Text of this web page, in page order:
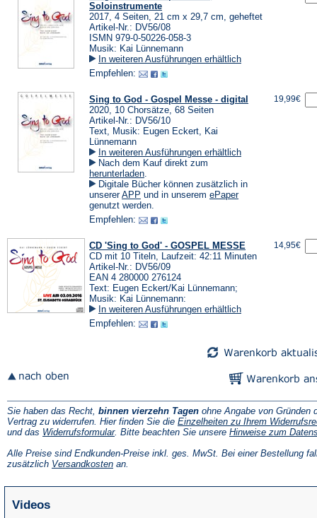
Soloinstrumente
2017, 4 Seiten, 21 cm x 29,7 cm, geheftet
Artikel-Nr.: DV56/08
ISMN 979-0-50226-058-3
Musik: Kai Lünnemann
In weiteren Ausführungen erhältlich
Empfehlen:
Sing to God - Gospel Messe - digital
2020, 10 Chorsätze, 68 Seiten
Artikel-Nr.: DV56/10
Text, Musik: Eugen Eckert, Kai
Lünnemann
In weiteren Ausführungen erhältlich
Nach dem Kauf direkt zum
herunterladen(Öffnet
in
einem
neuen
.
Digitale Bücher können zusätzlich in
unsererAPP (Öffnet
in
neuen
und in unserem ePaper(Öffnet
genutzt werden.
Empfehlen:
19,99€
CD 'Sing to God' - GOSPEL MESSE
CD mit 10 Titeln, Laufzeit: 42:11 Minuten
Artikel-Nr.: DV56/09
EAN 4 280000 276124
Text: Eugen Eckert/Kai Lünnemann;
Musik: Kai Lünnemann:
In weiteren Ausführungen erhältlich
Empfehlen:
14,95€
Sie haben das Recht, binnen vierzehn Tagen ohne Angabe von Gründen
Vertrag zu widerrufen. Hier finden Sie die Einzelheiten zu Ihrem
und das Widerrufsformular(Öffnet
einem
neuen
. Bitte beachten Sie unsere Hinweise zum
Alle Preise sind Endkunden-Preise inkl. ges. MwSt. Bei einer Bestellung
zusätzlich Versandkosten(Öffnet
an.
Videos